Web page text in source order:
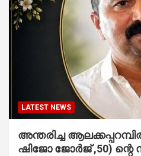
LATEST NEWS
അന്തരിച്ച
ഷിജോ ജോർജ് ,50) ന്റെ